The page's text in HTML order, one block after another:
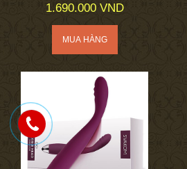
1.690.000 VND